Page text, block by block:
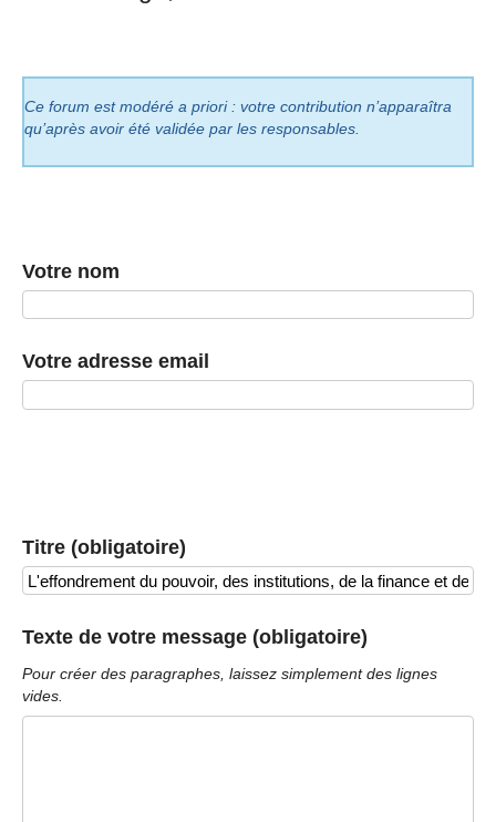
Ce forum est modéré a priori : votre contribution n’apparaîtra
qu’après avoir été validée par les responsables.
Votre nom
Votre adresse email
Titre (obligatoire)
Texte de votre message (obligatoire)
Pour créer des paragraphes, laissez simplement des lignes
vides.